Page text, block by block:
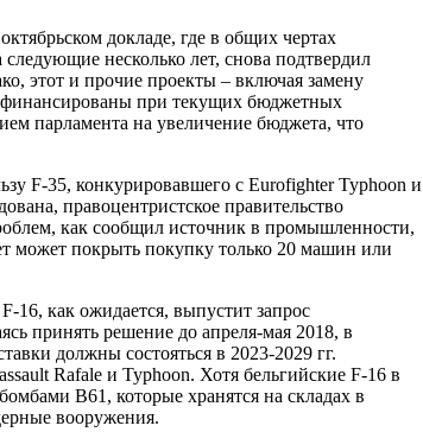
докладе, где в общих чертах
несколько лет, снова подтвердил
этот и прочие проекты – включая замену
при текущих бюджетных
парламента на увеличение бюджета, что
F-35, конкурировавшего с Eurofighter Typhoon и
правоцентристское правительство
как сообщил источник в промышленности,
может покрыть покупку только 20 машин или
16, как ожидается, выпустит запрос
принять решение до апреля-мая 2018, в
должны состояться в 2023-2029 гг.
Rafale и Typhoon. Хотя бельгийские F-16 в
B61, которые хранятся на складах в
вооружения.